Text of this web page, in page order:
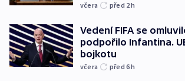
včera před 2h
Vedení FIFA se
podpořilo Infantina.
bojkotu
včera před 6h